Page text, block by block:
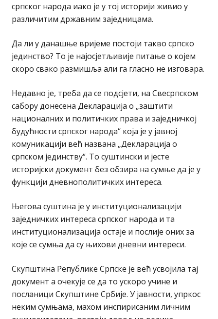
српског народа иако је у тој историји живио у
различитим државним заједницама.
Да ли у данашње вријеме постоји такво српско
јединство? То је најосјетљивије питање о којем
скоро свако размишља али га гласно не изговара.
Недавно је, треба да се подсјети, на Свесрпском
сабору донесена Декларација о „заштити
националних и политичких права и заједничкој
будућности српског народа“ која је у јавној
комуникацији већ названа „Декларација о
српском јединству“. То суштински и јесте
историјски документ без обзира на сумње да је у
функцији дневнополитичких интереса.
Његова суштина је у институционализацији
заједничких интереса српског народа и та
институционализација остаје и послије оних за
које се сумња да су њихови дневни интереси.
Скупштина Републике Српске је већ усвојила тај
документ а очекује се да то ускоро учине и
посланици Скупштине Србије. У јавности, упркос
неким сумњама, махом инспирисаним личним